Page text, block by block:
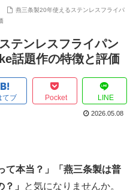
燕三条製20年使えるステンレスフライパ
テンレスフライパン
話題作の特徴と評価
てブ Pocket LINE
2026.05.08
て本当？」「燕三条製は普
」
と気になりませんか。